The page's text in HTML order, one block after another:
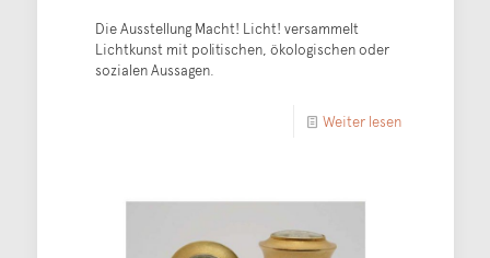
Die Ausstellung Macht! Licht! versammelt
Lichtkunst mit politischen, ökologischen oder
sozialen Aussagen.
Weiter lesen